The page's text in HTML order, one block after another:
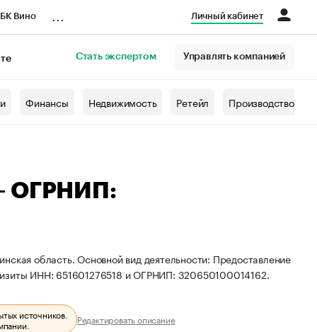
Вино Личный кабинет
Стать экспертом Управлять компанией
Финансы Недвижимость Ретейл Производство
ОГРНИП:
область. Основной вид деятельности: Предоставление
ИНН: 651601276518 и ОГРНИП: 320650100014162.
источников.
Редактировать описание